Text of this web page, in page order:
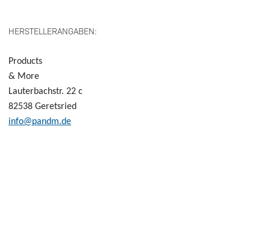
HERSTELLERANGABEN:
Products
& More
Lauterbachstr. 22 c
82538 Geretsried
info@pandm.de